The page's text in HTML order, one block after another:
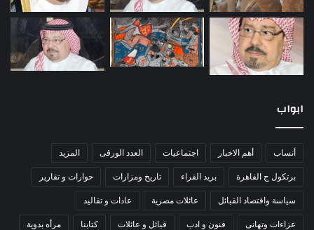
ابواب
أنساب أهم الاخبار اجتماعيات العدد الورقى المزيد
برتكول ج القاهرة بريد القراء تاريخ ومزارات حوارات و تقارير
سياسة واقتصاد القبائل عائلات مصرية عادات و تقاليد
عزاءات وتهانى فنون و ادب قبائل و عائلات كتابنا مرأه بدوية